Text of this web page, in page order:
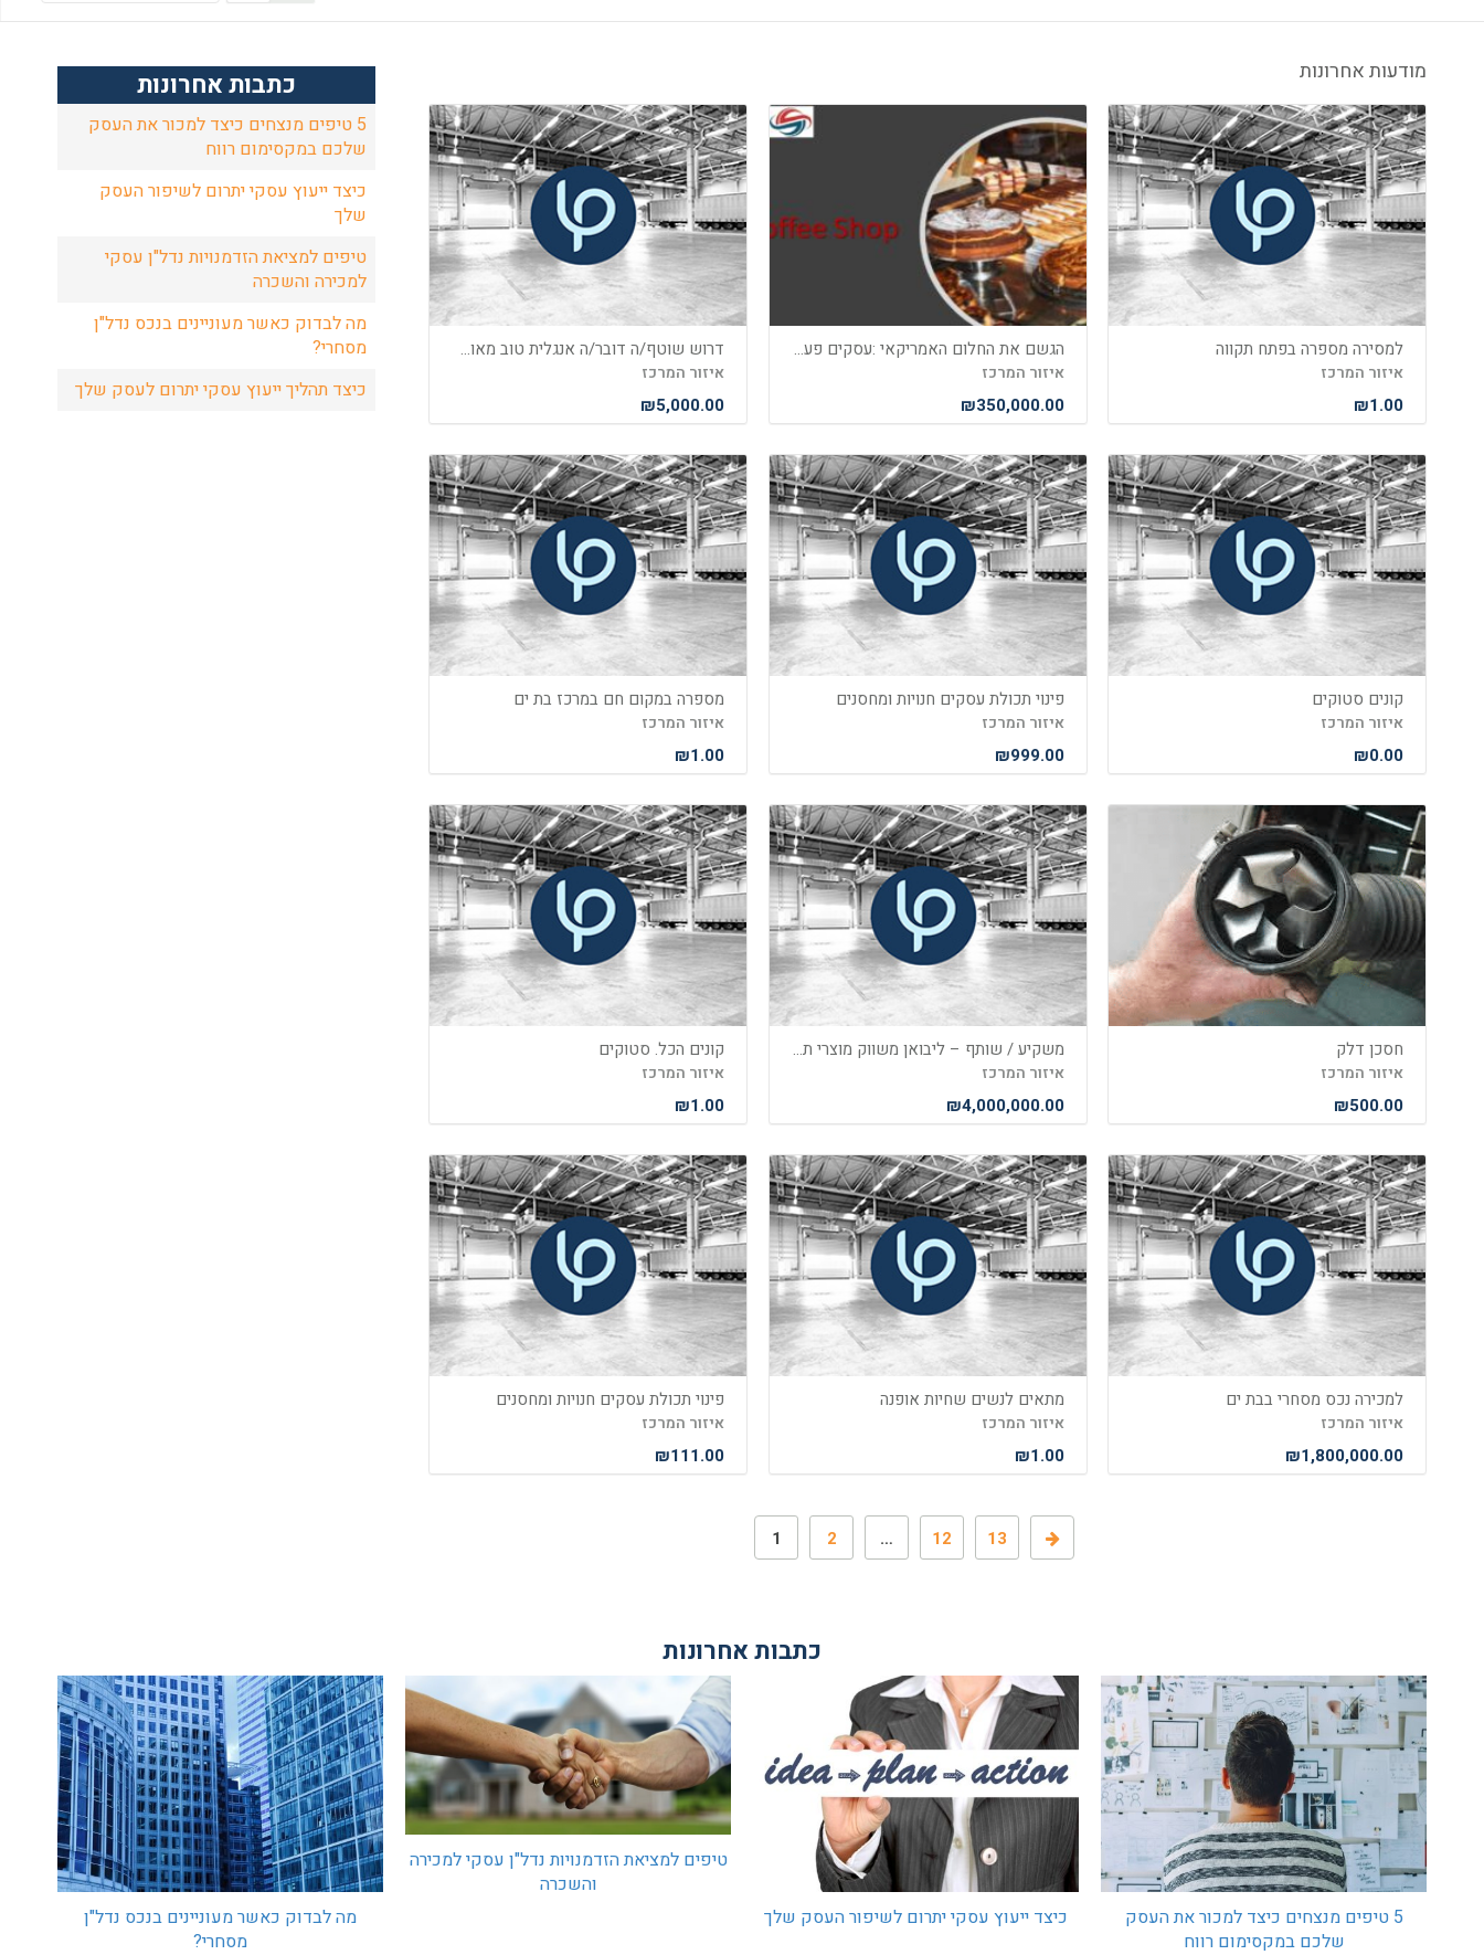
מודעות אחרונות
למסירה מספרה בפתח תקווה
איזור המרכז
₪1.00
הגשם את החלום האמריקאי :עסקים פעילים בארה"ב כולל ויזת עבודה ורילוקיישן משפחתית
איזור המרכז
₪350,000.00
דרוש שוטף/ה דובר/ה אנגלית טוב מאוד להקמת רשתות שיווק בארצות הברית
איזור המרכז
₪5,000.00
קונים סטוקים
איזור המרכז
₪0.00
פינוי תכולת עסקים חנויות ומחסנים
איזור המרכז
₪999.00
מספרה במקום חם במרכז בת ים
איזור המרכז
₪1.00
חסכן דלק
איזור המרכז
₪500.00
משקיע / שותף – ליבואן משווק מוצרי תאורה ועוד… במרכז הארץ !
איזור המרכז
₪4,000,000.00
קונים הכל. סטוקים
איזור המרכז
₪1.00
למכירה נכס מסחרי בבת ים
איזור המרכז
₪1,800,000.00
מתאים לנשים שחיות אופנה
איזור המרכז
₪1.00
פינוי תכולת עסקים חנויות ומחסנים
איזור המרכז
₪111.00
1 2 … 12 13
כתבות אחרונות
5 טיפים מנצחים כיצד למכור את העסק
שלכם במקסימום רווח
כיצד ייעוץ עסקי יתרום לשיפור העסק
שלך
טיפים למציאת הזדמנויות נדל"ן עסקי
למכירה והשכרה
מה לבדוק כאשר מעוניינים בנכס נדל"ן
מסחרי?
כיצד תהליך ייעוץ עסקי יתרום לעסק שלך
כתבות אחרונות
5 טיפים מנצחים כיצד למכור את העסק
שלכם במקסימום רווח
כיצד ייעוץ עסקי יתרום לשיפור העסק שלך
טיפים למציאת הזדמנויות נדל"ן עסקי למכירה
והשכרה
מה לבדוק כאשר מעוניינים בנכס נדל"ן
מסחרי?